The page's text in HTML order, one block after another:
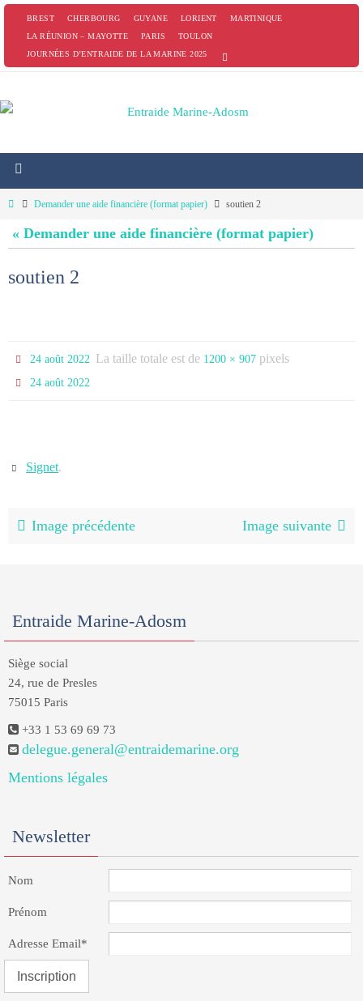
PasserBREST CHERBOURG GUYANE LORIENT
MARTINIQUE
LA RÉUNION – MAYOTTE
PARIS
TOULON
JOURNÉES D’ENTRAIDE DE LA MARINE 2025
HomeDemander une aide financière (format papier) soutien 2
« Demander une aide financière (format papier)
soutien 2
24 août 2022 La taille totale est de 1200 × 907 pixels
24 août 2022
Signet.
Image précédente Image suivante
Entraide Marine-Adosm
Siège social
24, rue de Presles
75015 Paris
+33 1 53 69 69 73
delegue.general@entraidemarine.org
Mentions légales
Newsletter
Nom
Prénom
Adresse Email*